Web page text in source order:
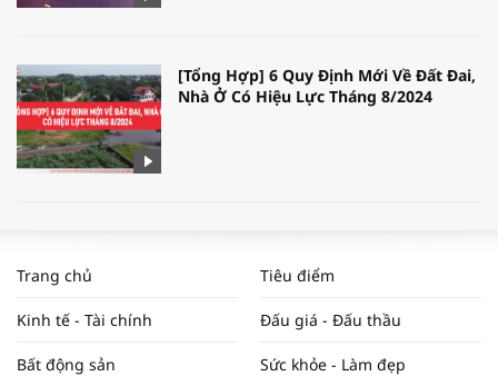
[Tổng Hợp] 6 Quy Định Mới Về Đất Đai,
Nhà Ở Có Hiệu Lực Tháng 8/2024
ĐẬP THỊ TRƯỜNG #62
Trang chủ Tiêu điểm
Kinh tế - Tài chính Đấu giá - Đấu thầu
Bất động sản Sức khỏe - Làm đẹp